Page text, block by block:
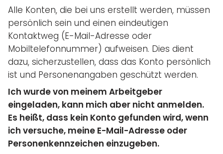
Alle Konten, die bei uns erstellt werden, müssen
persönlich sein und einen eindeutigen
Kontaktweg (E-Mail-Adresse oder
Mobiltelefonnummer) aufweisen. Dies dient
dazu, sicherzustellen, dass das Konto persönlich
ist und Personenangaben geschützt werden.
Ich wurde von meinem Arbeitgeber
eingeladen, kann mich aber nicht anmelden.
Es heißt, dass kein Konto gefunden wird, wenn
ich versuche, meine E-Mail-Adresse oder
Personenkennzeichen einzugeben.